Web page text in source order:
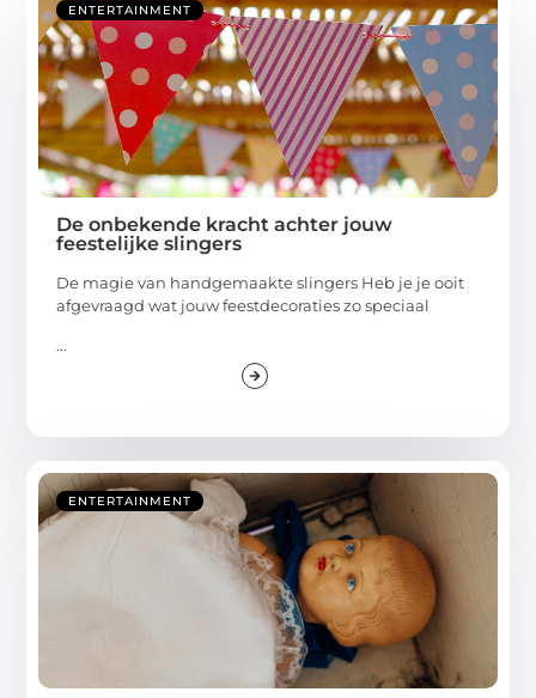
ENTERTAINMENT
De onbekende kracht achter jouw
feestelijke slingers
De magie van handgemaakte slingers Heb je je ooit
afgevraagd wat jouw feestdecoraties zo speciaal
...
ENTERTAINMENT